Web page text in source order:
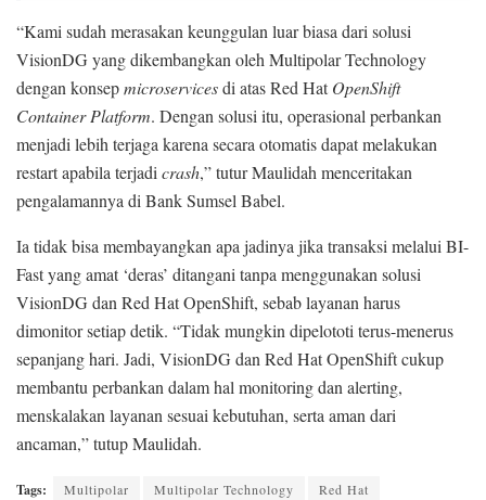
“Kami sudah merasakan keunggulan luar biasa dari solusi
VisionDG yang dikembangkan oleh Multipolar Technology
dengan konsepmicroservicesdi atas Red HatOpenShift
Container Platform. Dengan solusi itu, operasional perbankan
menjadi lebih terjaga karena secara otomatis dapat melakukan
restart apabila terjadi crash,” tutur Maulidah menceritakan
pengalamannya di Bank Sumsel Babel.
Ia tidak bisa membayangkan apa jadinya jika transaksi melalui BI-
Fast yang amat ‘deras’ ditangani tanpa menggunakan solusi
VisionDG dan Red Hat OpenShift, sebab layanan harus
dimonitor setiap detik. “Tidak mungkin dipelototi terus-menerus
sepanjang hari. Jadi, VisionDG dan Red Hat OpenShift cukup
membantu perbankan dalam hal monitoring dan alerting,
menskalakan layanan sesuai kebutuhan, serta aman dari
ancaman,” tutup Maulidah.
Tags: Multipolar Multipolar Technology
Red Hat